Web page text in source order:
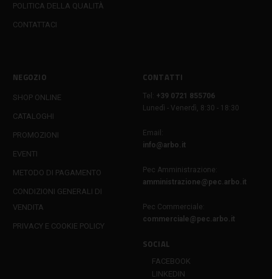
POLITICA DELLA QUALITÀ
CONTATTACI
NEGOZIO
SHOP ONLINE
CATALOGHI
PROMOZIONI
EVENTI
METODO DI PAGAMENTO
CONDIZIONI GENERALI DI
VENDITA
PRIVACY E COOKIE POLICY
CONTATTI
Tel:
+39 0721 855706
Lunedì - Venerdì, 8:30 - 18:30
Email:
info@arbo.it
Pec Amministrazione:
amministrazione@pec.arbo.it
Pec Commerciale:
commerciale@pec.arbo.it
SOCIAL
FACEBOOK
LINKEDIN